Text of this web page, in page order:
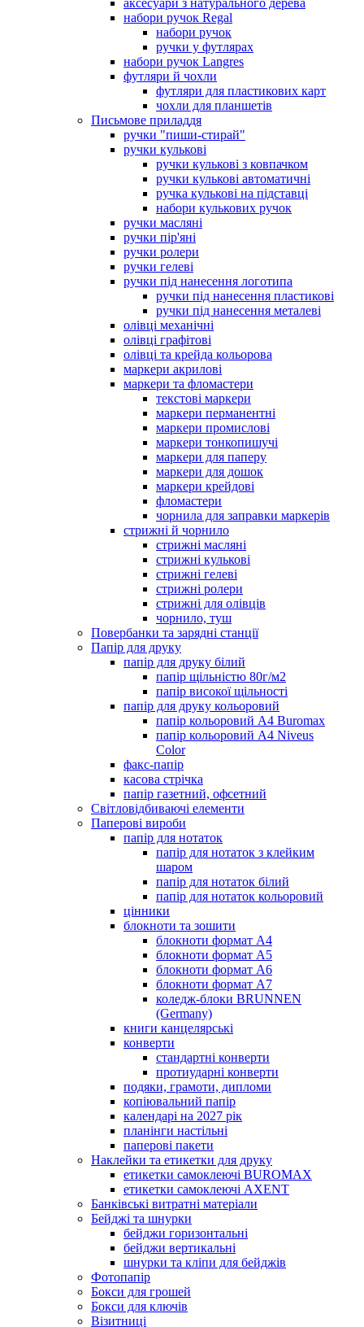
аксесуари з натурального дерева
набори ручок Regal
набори ручок
ручки у футлярах
набори ручок Langres
футляри й чохли
футляри для пластикових карт
чохли для планшетів
Письмове приладдя
ручки "пиши-стирай"
ручки кулькові
ручки кулькові з ковпачком
ручки кулькові автоматичні
ручка кулькові на підставці
набори кулькових ручок
ручки масляні
ручки пір'яні
ручки ролери
ручки гелеві
ручки під нанесення логотипа
ручки під нанесення пластикові
ручки під нанесення металеві
олівці механічні
олівці графітові
олівці та крейда кольорова
маркери акрилові
маркери та фломастери
текстові маркери
маркери перманентні
маркери промислові
маркери тонкопишучі
маркери для паперу
маркери для дошок
маркери крейдові
фломастери
чорнила для заправки маркерів
стрижні й чорнило
стрижні масляні
стрижні кулькові
стрижні гелеві
стрижні ролери
стрижні для олівців
чорнило, туш
Повербанки та зарядні станції
Папір для друку
папір для друку білий
папір щільністю 80г/м2
папір високої щільності
папір для друку кольоровий
папір кольоровий А4 Buromax
папір кольоровий А4 Niveus
Color
факс-папір
касова стрічка
папір газетний, офсетний
Світловідбиваючі елементи
Паперові вироби
папір для нотаток
папір для нотаток з клейким
шаром
папір для нотаток білий
папір для нотаток кольоровий
цінники
блокноти та зошити
блокноти формат А4
блокноти формат А5
блокноти формат А6
блокноти формат А7
коледж-блоки BRUNNEN
(Germany)
книги канцелярські
конверти
стандартні конверти
протиударні конверти
подяки, грамоти, дипломи
копіювальний папір
календарі на 2027 рік
планінги настільні
паперові пакети
Наклейки та етикетки для друку
етикетки самоклеючі BUROMAX
етикетки самоклеючі AXENT
Банківські витратні матеріали
Бейджі та шнурки
бейджи горизонтальні
бейджи вертикальні
шнурки та кліпи для бейджів
Фотопапір
Бокси для грошей
Бокси для ключів
Візитниці